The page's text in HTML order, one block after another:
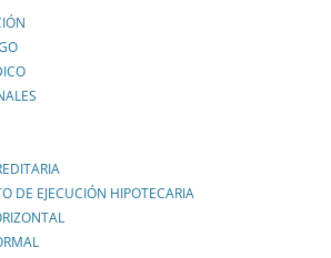
DE EJECUCIÓN HIPOTECARIA